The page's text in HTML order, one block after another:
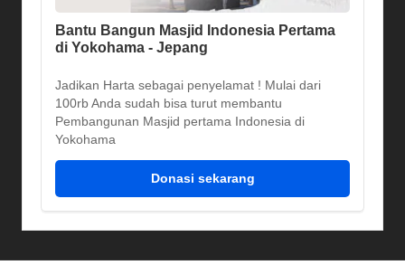
Bantu Bangun Masjid Indonesia Pertama
di Yokohama - Jepang
Jadikan Harta sebagai penyelamat ! Mulai dari
100rb Anda sudah bisa turut membantu
Pembangunan Masjid pertama Indonesia di
Yokohama
Donasi sekarang